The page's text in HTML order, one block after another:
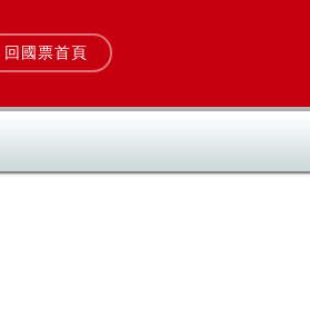
回國票首頁